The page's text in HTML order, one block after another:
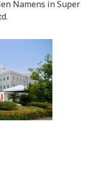
Namens in Super